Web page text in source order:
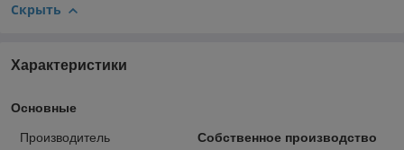
Скрыть
Характеристики
Основные
Производитель
Собственное производство